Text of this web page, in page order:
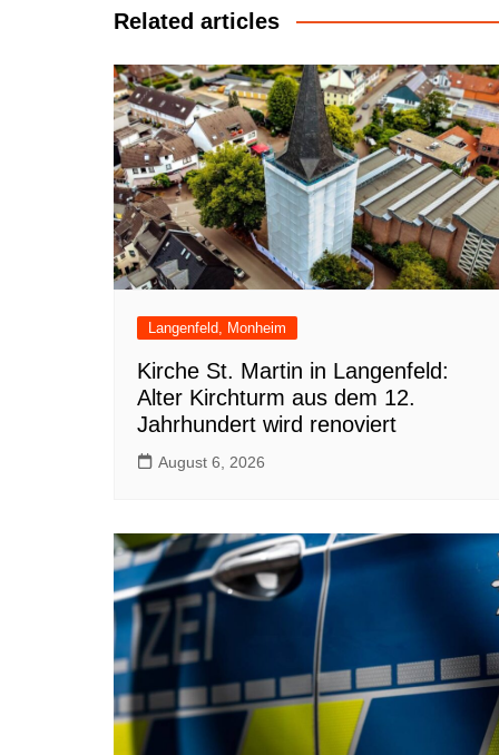
Related articles
Langenfeld, Monheim
Kirche St. Martin in Langenfeld:
Alter Kirchturm aus dem 12.
Jahrhundert wird renoviert
August 6, 2026